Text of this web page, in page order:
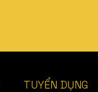
TUYỂN DỤNG